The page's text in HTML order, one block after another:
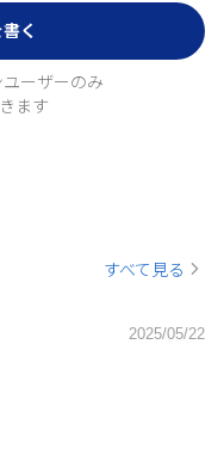
く
ーザーのみ
ます
すべて見る
2025/05/22